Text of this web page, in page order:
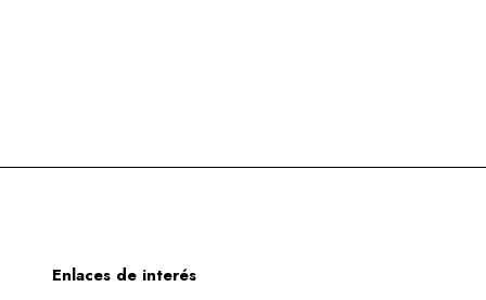
Enlaces de interés